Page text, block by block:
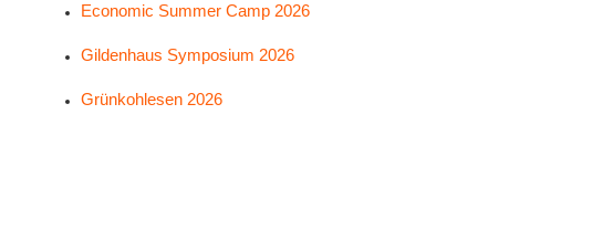
Economic Summer Camp 2026
Gildenhaus Symposium 2026
Grünkohlesen 2026